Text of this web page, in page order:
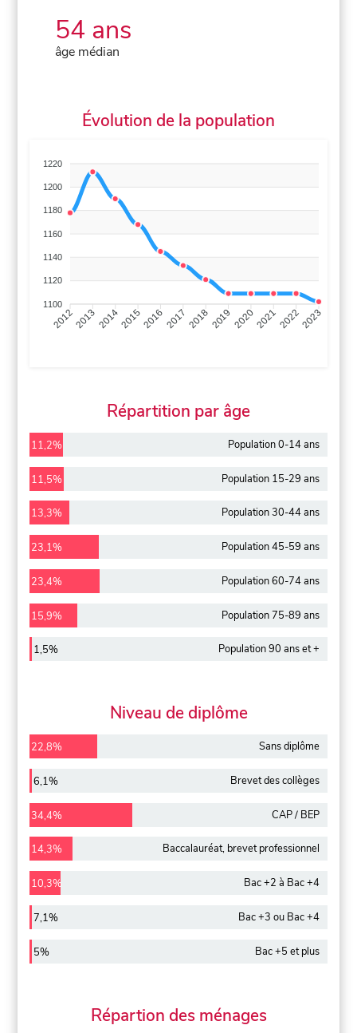
54 ans
âge médian
Évolution de la population
1220
1200
1180
1160
1140
1120
1100
201220132014201520162017 20182019 2020202120222023
Répartition par âge
11,2% Population 0-14 ans
11,5% Population 15-29 ans
13,3% Population 30-44 ans
23,1% Population 45-59 ans
23,4% Population 60-74 ans
15,9% Population 75-89 ans
1,5% Population 90 ans et +
Niveau de diplôme
22,8% Sans diplôme
6,1% Brevet des collèges
34,4% CAP / BEP
14,3% Baccalauréat, brevet professionnel
10,3% Bac +2 à Bac +4
7,1% Bac +3 ou Bac +4
5% Bac +5 et plus
Répartion des ménages